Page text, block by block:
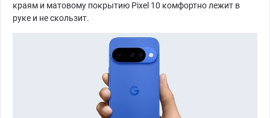
краям и матовому покрытию Pixel 10 комфортно лежит в
руке и не скользит.